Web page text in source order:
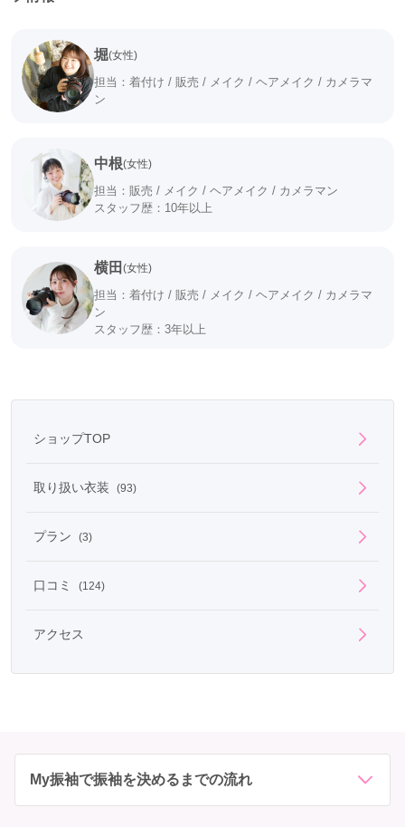
スムーズにご案内させていただくために、前もっての「打ち合わせ予約」をおすすめしており
★近くにお店が無い・・・・。
堀(女性)
担当：着付け / 販売 / メイク / ヘアメイク / カメラマ
ン
中根(女性)
担当：販売 / メイク / ヘアメイク / カメラマン
スタッフ歴：10年以上
横田 (女性)
担当：着付け / 販売 / メイク / ヘアメイク / カメラマ
ン
スタッフ歴：3年以上
ショップTOP
取り扱い衣装 (93)
プラン (3)
口コミ (124)
アクセス
My振袖で振袖を決めるまでの流れ